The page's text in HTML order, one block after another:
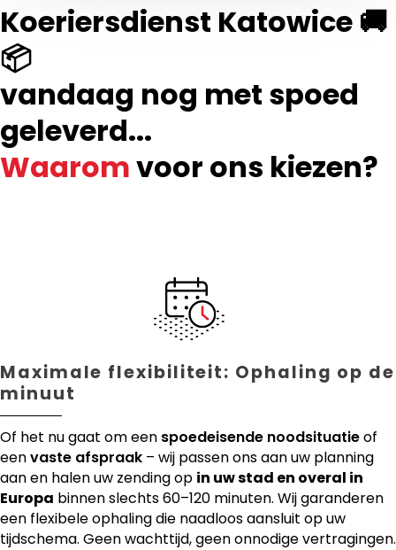
Koeriersdienst Katowice 🚚
📦
vandaag nog met spoed
geleverd...
Waaromvoor ons kiezen?
Maximale flexibiliteit: Ophaling op de
minuut
Of het nu gaat om een spoedeisende noodsituatieof
eenvaste afspraak – wij passen ons aan uw planning
aan en halen uw zending op in uw stad en overal in
Europa binnen slechts 60–120 minuten. Wij garanderen
een flexibele ophaling die naadloos aansluit op uw
tijdschema. Geen wachttijd, geen onnodige vertragingen.